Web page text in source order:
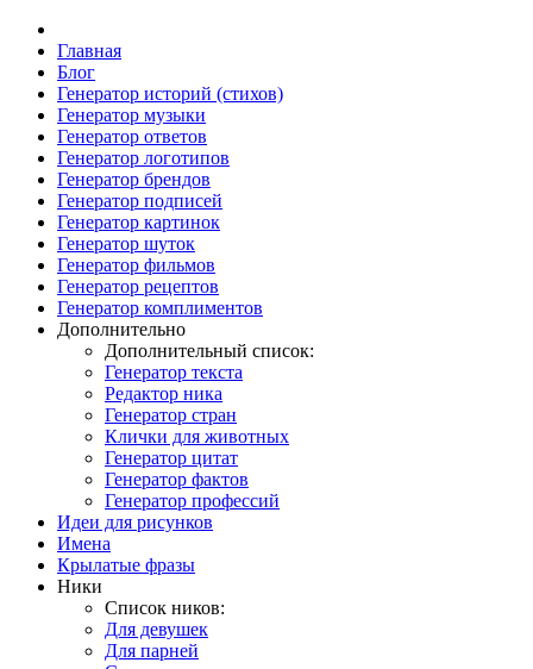
Главная
Блог
Генератор историй (стихов)
Генератор музыки
Генератор ответов
Генератор логотипов
Генератор брендов
Генератор подписей
Генератор картинок
Генератор шуток
Генератор фильмов
Генератор рецептов
Генератор комплиментов
Дополнительно
Дополнительный список:
Генератор текста
Редактор ника
Генератор стран
Клички для животных
Генератор цитат
Генератор фактов
Генератор профессий
Идеи для рисунков
Имена
Крылатые фразы
Ники
Список ников:
Для девушек
Для парней